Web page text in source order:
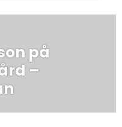
på
–